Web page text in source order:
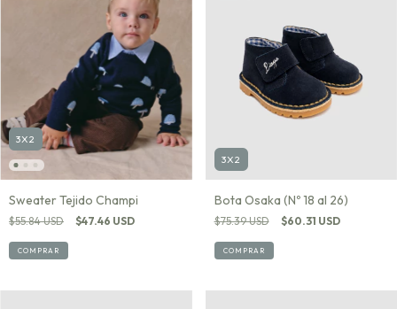
3X2
Sweater Tejido Champi
$55.84 USD $47.46 USD
COMPRAR
3X2
Bota Osaka (Nº 18 al 26)
$75.39 USD $60.31 USD
COMPRAR